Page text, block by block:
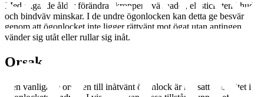
Med stigande ålder förändras kroppens vävnader, elasticiteten i hud
och bindväv minskar. I de undre ögonlocken kan detta ge besvär
genom att ögonlocket inte ligger rättvänt mot ögat utan antingen
vänder sig utåt eller rullar sig inåt.
Orsak
Den vanligaste orsaken till inåtvänt ögonlock är nedsatt elasticitet i